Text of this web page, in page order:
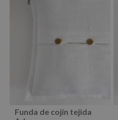
Funda de cojín tejida